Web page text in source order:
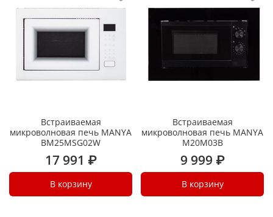
Встраиваемая
микроволновая печь MANYA
BM25MSG02W
17 991 ₽
В корзину
Встраиваемая
микроволновая печь MANYA
M20M03B
9 999 ₽
В корзину